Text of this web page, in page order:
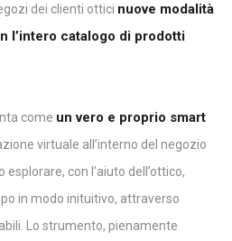
dei clienti ottici nuove modalità
l’intero catalogo di prodotti
come un vero e proprio smart
virtuale all’interno del negozio
con l’aiuto dell’ottico,
in modo inituitivo, attraverso
Lo strumento, pienamente